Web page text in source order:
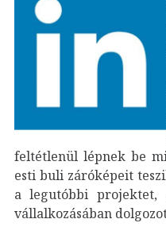
feltétlenül lépnek be
esti buli záróképeit
a legutóbbi projektet,
vállalkozásában